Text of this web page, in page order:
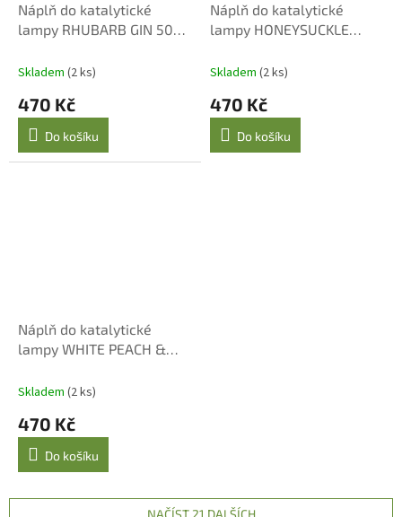
Náplň do katalytické
lampy RHUBARB GIN 500
Skladem (2 ks)
470 Kč
Do košíku
Náplň do katalytické
lampy HONEYSUCKLE
Skladem (2 ks)
470 Kč
Do košíku
Náplň do katalytické
lampy WHITE PEACH &
Skladem (2 ks)
470 Kč
Do košíku
NAČÍST 21 DALŠÍCH